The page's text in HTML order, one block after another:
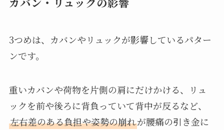
3つめは、カバンやリュックが影響しているパター
ンです。
重いカバンや荷物を片側の肩にだけかける、リュ
ックを前や後ろに背負っていて背中が反るなど、
左右差のある負担や姿勢の崩れが腰痛の引き金に